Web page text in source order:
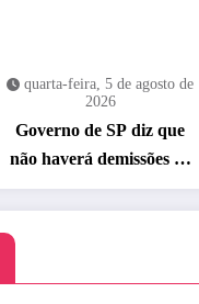
quarta-feira, 5 de agosto de
2026
Governo de SP diz que
não haverá demissões de
funcionários da CPTM